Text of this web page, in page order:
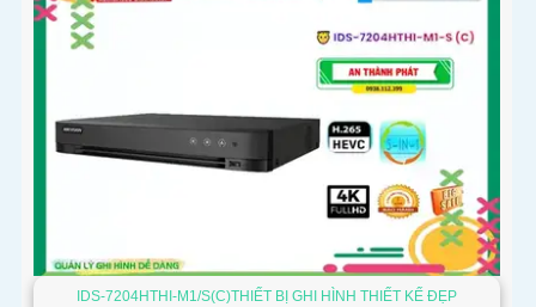
IDS-7204HTHI-M1/S(C)THIẾT BỊ GHI HÌNH THIẾT KẾ ĐẸP